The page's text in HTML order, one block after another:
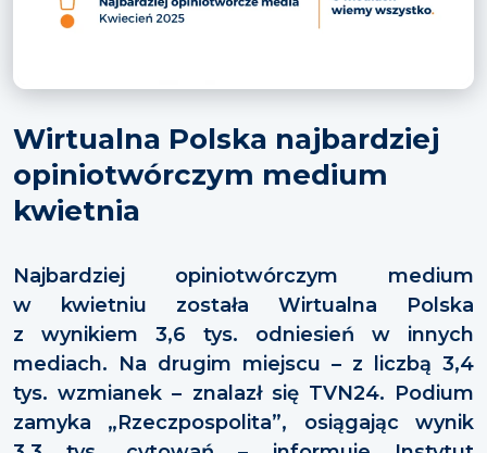
Wirtualna Polska najbardziej
opiniotwórczym medium
kwietnia
Najbardziej opiniotwórczym medium
w kwietniu została Wirtualna Polska
z wynikiem 3,6 tys. odniesień w innych
mediach. Na drugim miejscu – z liczbą 3,4
tys. wzmianek – znalazł się TVN24. Podium
zamyka „Rzeczpospolita”, osiągając wynik